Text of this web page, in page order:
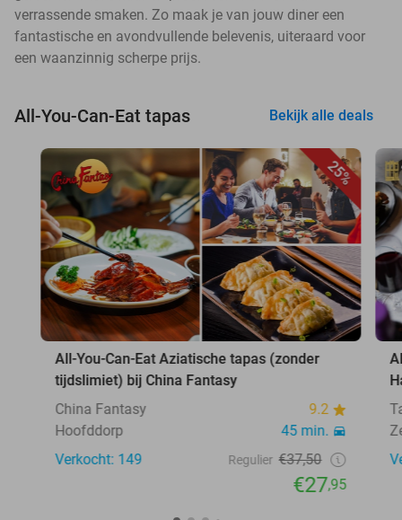
verrassende smaken. Zo maak je van jouw diner een
fantastische en avondvullende belevenis, uiteraard voor
een waanzinnig scherpe prijs.
All-You-Can-Eat tapas Bekijk alle deals
25%
All-You-Can-Eat Aziatische tapas (zonder
tijdslimiet) bij China Fantasy
China Fantasy
9.2
Hoofddorp
45 min.
Verkocht: 149
Regulier €37,50
€27,95